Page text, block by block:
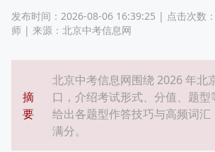
发布时间：2026-08-06 16:39:25 | 点击次数
师 | 来源：北京中考信息网
摘
要
北京中考信息网围绕 2026 年北
口，介绍考试形式、分值、题型
给出各题型作答技巧与高频词汇
满分。